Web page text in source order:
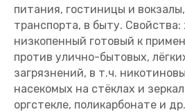
питания, гостиницы и
транспорта, в быту.
низкопенный готовый к
против улично-бытовых,
загрязнений, в т.ч.
насекомых на стёклах и
оргстекле, поликарбонате и